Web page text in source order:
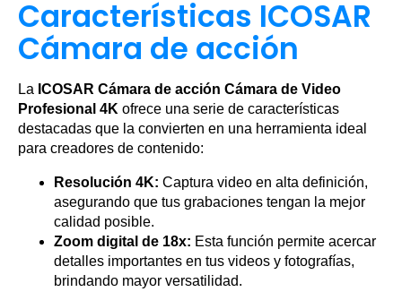
Características ICOSAR
Cámara de acción
La ICOSAR Cámara de acción Cámara de Video
Profesional 4K ofrece una serie de características
destacadas que la convierten en una herramienta ideal
para creadores de contenido:
Resolución 4K: Captura video en alta definición,
asegurando que tus grabaciones tengan la mejor
calidad posible.
Zoom digital de 18x: Esta función permite acercar
detalles importantes en tus videos y fotografías,
brindando mayor versatilidad.